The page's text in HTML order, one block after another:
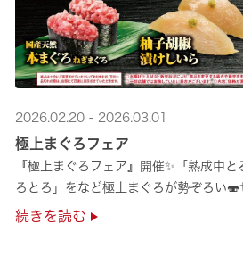
2026.02.20 - 2026.03.01
極上まぐろフェア
『極上まぐろフェア』開催✨「熟成中
ろとろ」をなど極上まぐろが勢ぞろい
続きを読む